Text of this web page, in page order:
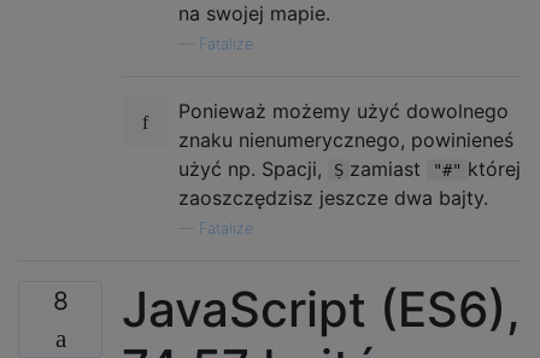
na swojej mapie.
Fatalize
Ponieważ możemy użyć dowolnego
znaku nienumerycznego, powinieneś
użyć np. Spacji,
Ṣ zamiast "#" której
zaoszczędzisz jeszcze dwa bajty.
Fatalize
8
JavaScript (ES6),